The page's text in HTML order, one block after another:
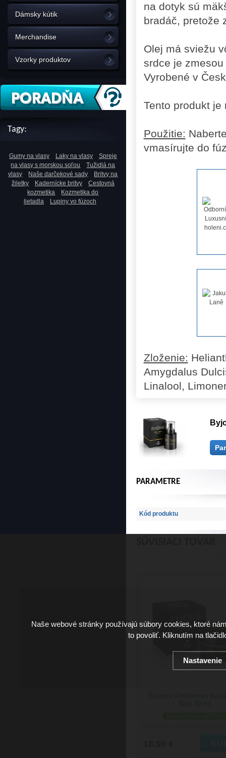
Dámsky kútik
Merchandise
Vzorky produktov
Tagy:
Gumy na vlasy Laky na vlasy
Spreje
na vlasy s morskou soľou
Tužidlá na
vlasy
Naše darčekové sady
Britvy na
žiletky
Kadernícke britvy
Cestovná
kozmetika
Kozmetika do
lietadla
Lupiny vo fúzoch
na dotyk sú
bradáč, pretože
Olej má sviežu
srdce je
Vyrobené v
Tento produkt
Použitie:
vmasírujte do
Zloženie:
Amygdalus
Linalool,
PARAMETRE
Kód produktu
Naše webové stránky používajú súbory cookies, ktoré
to povoliť. Kliknutím na
Nastavenie